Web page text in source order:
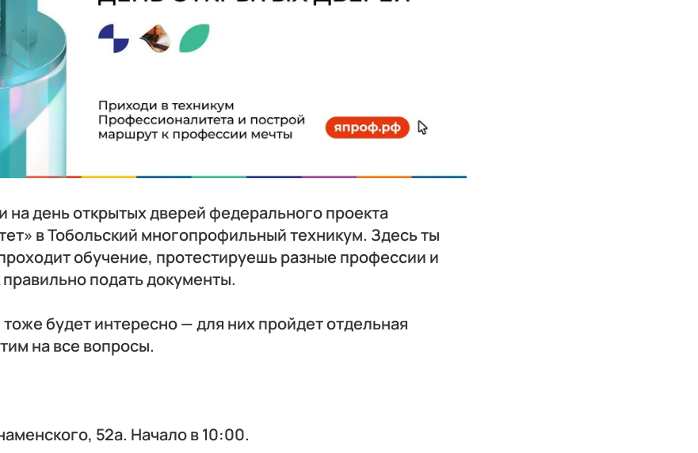
на день открытых дверей федерального проекта
в Тобольский многопрофильный техникум. Здесь ты
обучение, протестируешь разные профессии и
подать документы.
будет интересно — для них пройдет отдельная
на все вопросы.
52а. Начало в 10:00.